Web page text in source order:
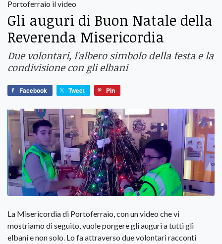
Portoferraio il video
Gli auguri di Buon Natale della
Reverenda Misericordia
Due volontari, l'albero simbolo della festa e la
condivisione con gli elbani
Facebook Tweet Pin
La Misericordia di Portoferraio, con un video che vi
mostriamo di seguito, vuole porgere gli auguri a tutti gli
elbani e non solo. Lo fa attraverso due volontari racconti